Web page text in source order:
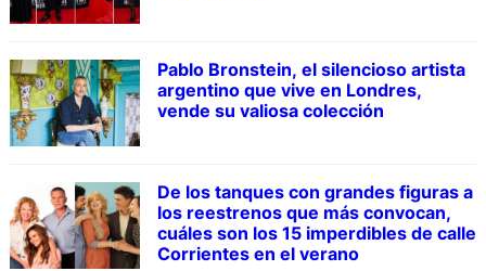
Pablo Bronstein, el silencioso artista
argentino que vive en Londres,
vende su valiosa colección
De los tanques con grandes figuras a
los reestrenos que más convocan,
cuáles son los 15 imperdibles de calle
Corrientes en el verano